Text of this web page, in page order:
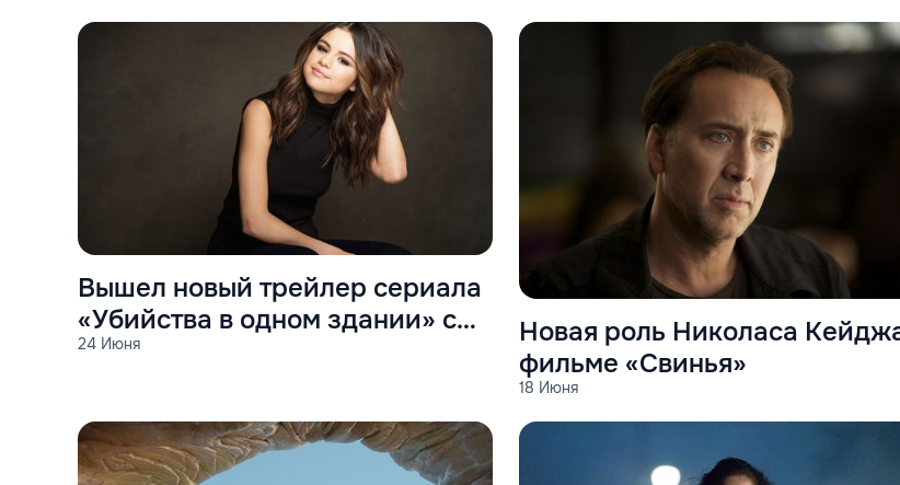
24 Июня
Вышел новый трейлер сериала
«Убийства в одном здании» с
Селеной Гомес
18 Июня
Новая роль Николаса
фильме «Свинья»